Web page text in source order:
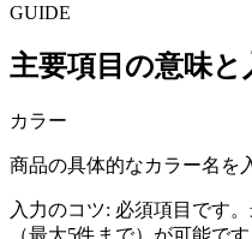
GUIDE
主要項目の意味と
カラー
商品の具体的なカラー名を
入力のコツ: 必須項目です